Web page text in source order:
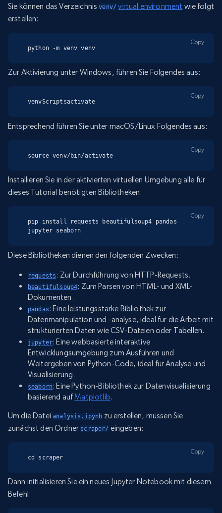
Sie können das Verzeichnisvenv/ virtual environment wie folgt
erstellen:
python -m venv venv
Copy
Zur Aktivierung unter Windows, führen Sie Folgendes aus:
venvScriptsactivate
Copy
Entsprechend führen Sie unter macOS/Linux Folgendes aus:
source venv/bin/activate
Copy
Installieren Sie in der aktivierten virtuellen Umgebung alle für
dieses Tutorial benötigten Bibliotheken:
pip install requests beautifulsoup4 pandas
jupyter seaborn
Copy
Diese Bibliotheken dienen den folgenden Zwecken:
requests : Zur Durchführung von HTTP-Requests.
beautifulsoup4: Zum Parsen von HTML- und XML-
Dokumenten.
pandas : Eine leistungsstarke Bibliothek zur
Datenmanipulation und -analyse, ideal für die Arbeit mit
strukturierten Daten wie CSV-Dateien oder Tabellen.
jupyter: Eine webbasierte interaktive
Entwicklungsumgebung zum Ausführen und
Weitergeben von Python-Code, ideal für Analyse und
Visualisierung.
seaborn: Eine Python-Bibliothek zur Datenvisualisierung
basierend aufMatplotlib.
Um die Dateianalysis.ipynb zu erstellen, müssen Sie
zunächst den Ordner scraper/ eingeben:
cd scraper
Copy
Dann initialisieren Sie ein neues Jupyter Notebook mit diesem
Befehl: